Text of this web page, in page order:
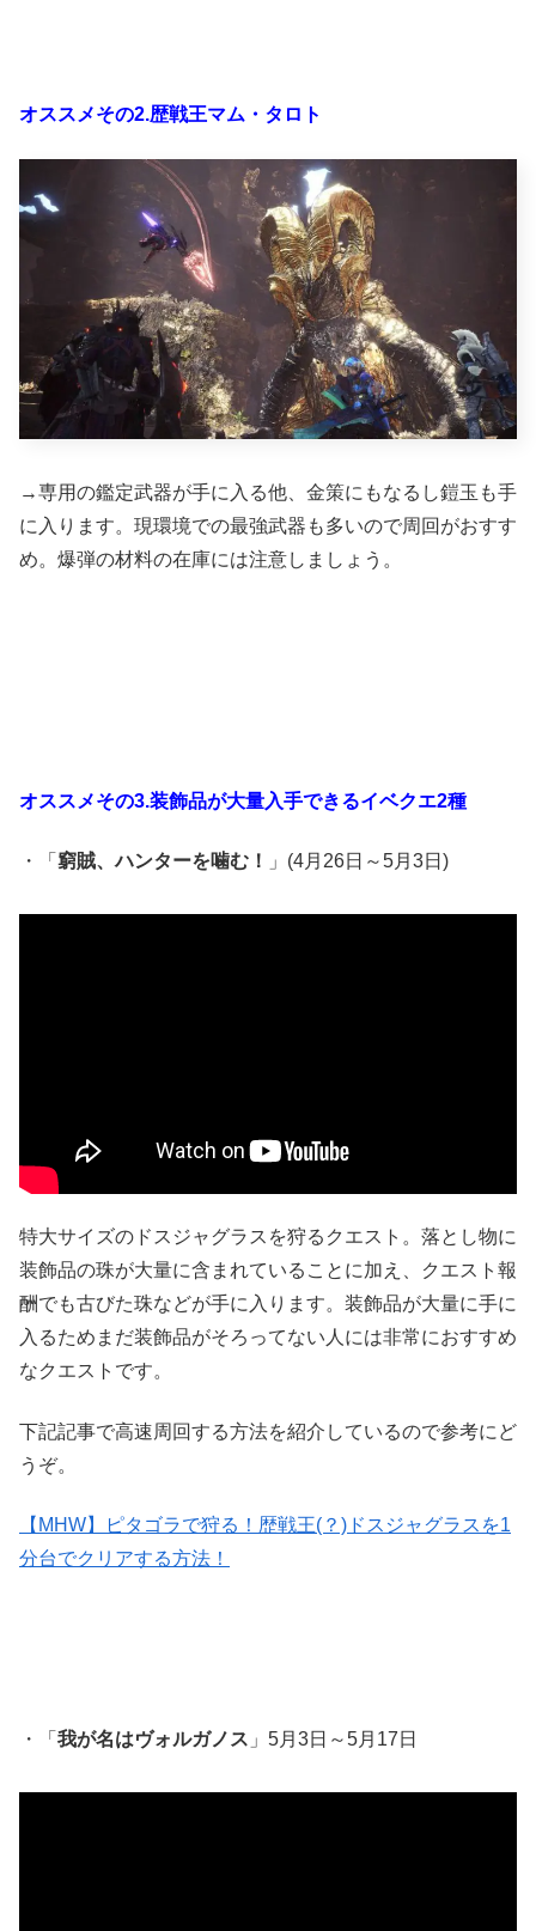
オススメその2.歴戦王マム・タロト
→専用の鑑定武器が手に入る他、金策にもなるし鎧玉も手
に入ります。現環境での最強武器も多いので周回がおすす
め。爆弾の材料の在庫には注意しましょう。
オススメその3.装飾品が大量入手できるイベクエ2種
・「 窮賊、ハンターを噛む！ 」(4月26日～5月3日)
特大サイズのドスジャグラスを狩るクエスト。落とし物に
装飾品の珠が大量に含まれていることに加え、クエスト報
酬でも古びた珠などが手に入ります。装飾品が大量に手に
入るためまだ装飾品がそろってない人には非常におすすめ
なクエストです。
下記記事で高速周回する方法を紹介しているので参考にど
うぞ。
【MHW】ピタゴラで狩る！歴戦王(？)ドスジャグラスを1
分台でクリアする方法！
・「 我が名はヴォルガノス 」5月3日～5月17日